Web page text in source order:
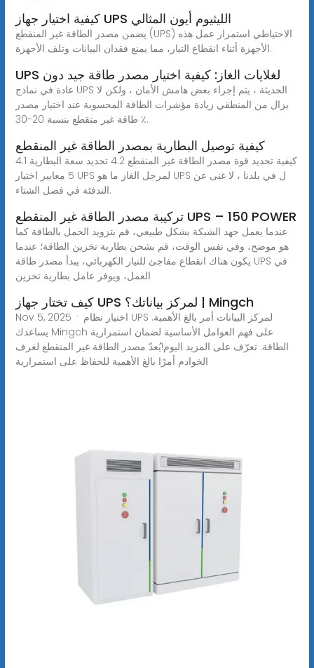
كيفية اختيار جهاز UPS الليثيوم أيون المثالي
يضمن مصدر الطاقة غير المنقطع (UPS) الاحتياطي استمرار عمل هذه
الأجهزة أثناء انقطاع التيار، مما يمنع فقدان البيانات وتلف الأجهزة.
UPS لغلايات الغاز: كيفية اختيار مصدر طاقة جيد دون
عادة في نماذج UPS الحديثة ، يتم إجراء بعض هامش الأمان ، ولكن لا
يزال من المنطقي زيادة مؤشرات الطاقة المحسوبة عند اختيار مصدر
طاقة غير متقطع بنسبة 20-30 ٪.
كيفية توصيل البطارية بمصدر الطاقة غير المنقطع
4.1 كيفية تحديد قوة مصدر الطاقة غير المنقطع 4.2 تحديد سعة البطارية
5 معايير اختيار UPS لمرجل الغاز ما هو UPS ل في بلدنا ، لا غنى عن
التدفئة في فصل الشتاء.
تركيبة مصدر الطاقة غير المنقطع UPS – 150 POWER
عندما يعمل جهد الشبكة بشكل طبيعي، قم بتزويد الحمل بالطاقة كما
هو موضح، وفي نفس الوقت، قم بشحن بطارية تخزين الطاقة؛ عندما
يكون هناك انقطاع مفاجئ للتيار الكهربائي، يبدأ مصدر طاقة UPS في
العمل، ويوفر عامل بطارية تخزين
كيف تختار جهاز UPS لمركز بياناتك؟ | Mingch
Nov 5, 2025 · اختيار نظام UPS لمركز البيانات أمر بالغ الأهمية.
يساعدك Mingch على فهم العوامل الأساسية لضمان استمرارية
الطاقة. تعرّف على المزيد اليوم!يُعدّ مصدر الطاقة غير المنقطع لغرف
الخوادم أمرًا بالغ الأهمية للحفاظ على استمرارية